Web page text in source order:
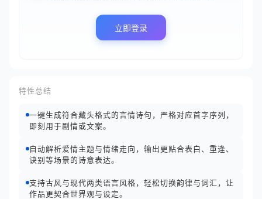
立即登录
特性总结
一键生成符合藏头格式的言情诗句，严格对应首字序列，
即刻用于剧情或文案。
自动解析爱情主题与情绪走向，输出更贴合表白、重逢、
诀别等场景的诗意表达。
支持古风与现代两类语言风格，轻松切换韵律与词汇，让
作品更契合世界观与设定。